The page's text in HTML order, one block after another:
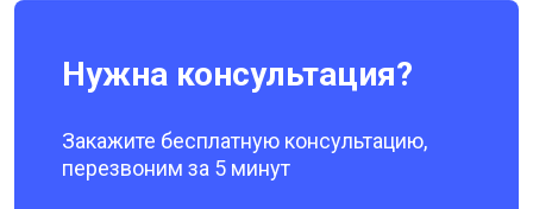
Нужна консультация?
Закажите бесплатную консультацию,
перезвоним за 5 минут